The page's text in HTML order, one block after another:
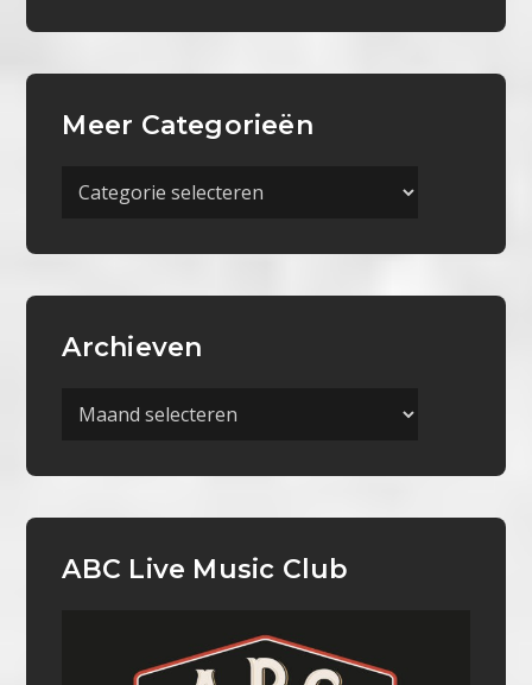
Meer Categorieën
Meer
Archieven
Archieven
ABC Live Music Club